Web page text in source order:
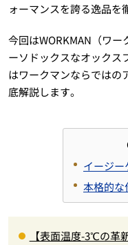
ォーマンスを誇る逸品を
今回はWORKMAN（ワ
ーソドックスなオックス
はワークマンならではの
底解説します。
イージー
本格的な
【表面温度-3℃の革